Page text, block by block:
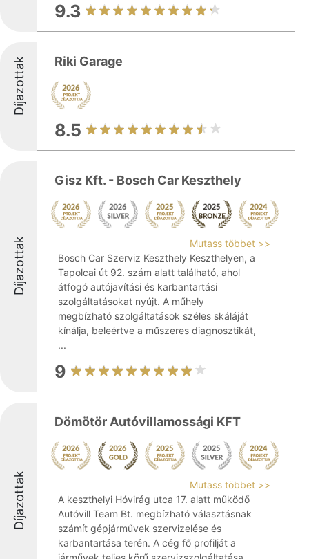
9.3
Díjazottak Riki Garage
8.5
Díjazottak
Gisz Kft. - Bosch Car Keszthely
Mutass többet >>
Bosch Car Szerviz Keszthely Keszthelyen, a
Tapolcai út 92. szám alatt található, ahol
átfogó autójavítási és karbantartási
szolgáltatásokat nyújt. A műhely
megbízható szolgáltatások széles skáláját
kínálja, beleértve a műszeres diagnosztikát,
...
9
Díjazottak
Dömötör Autóvillamossági KFT
Mutass többet >>
A keszthelyi Hóvirág utca 17. alatt működő
Autóvill Team Bt. megbízható választásnak
számít gépjárművek szervizelése és
karbantartása terén. A cég fő profilját a